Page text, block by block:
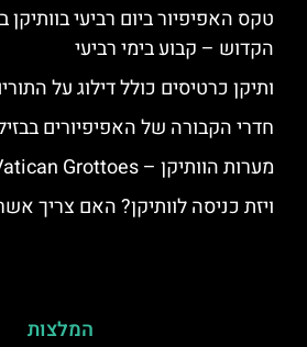
טקס האפיפיור ביום רביעי
הקדוש – קבוע בימי רביעי
ותיקן כרטיסים כולל דילוג על
חדרי הקבורה של האפיפיורים
מערות הוותיקן – Vatican Grottoes
ויזת כניסה לוותיקן? האם צריך
המלצות